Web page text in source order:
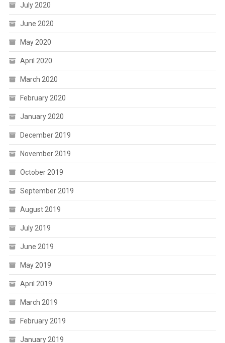
July 2020
June 2020
May 2020
April 2020
March 2020
February 2020
January 2020
December 2019
November 2019
October 2019
September 2019
August 2019
July 2019
June 2019
May 2019
April 2019
March 2019
February 2019
January 2019